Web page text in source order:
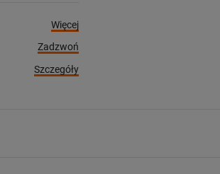
Więcej
Zadzwoń
Szczegóły